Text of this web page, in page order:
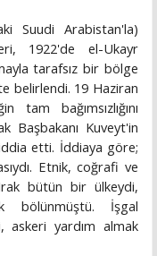
Suudi Arabistan'la)
1922'de el-Ukayr
tarafsız bir bölge
belirlendi. 19 Haziran
bağımsızlığını
Başbakanı Kuveyt'in
etti. İddiaya göre;
Etnik, coğrafi ve
bütün bir ülkeydi,
bölünmüştü. İşgal
askeri yardım almak